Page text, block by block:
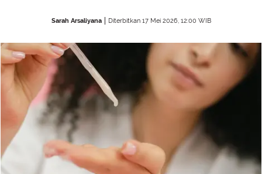
Sarah Arsaliyana Diterbitkan 17 Mei 2026, 12:00 WIB